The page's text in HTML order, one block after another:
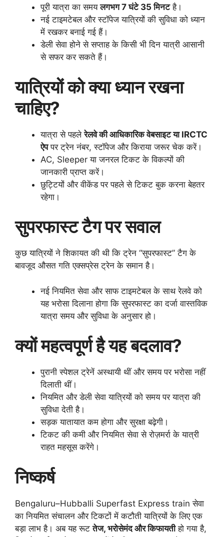
पूरी यात्रा का समयलगभग 7 घंटे 35 मिनटहै।
नई टाइमटेबल और स्टॉपेज यात्रियों की सुविधा को ध्यान
में रखकर बनाई गई हैं।
डेली सेवा होने से सप्ताह के किसी भी दिन यात्री आसानी
से सफर कर सकते हैं।
यात्रियों को क्या ध्यान रखना
चाहिए?
यात्रा से पहलेरेलवे की आधिकारिक वेबसाइट या IRCTC
ऐपपर ट्रेन नंबर, स्टॉपेज और किराया जरूर चेक करें।
AC, Sleeper या जनरल टिकट के विकल्पों की
जानकारी प्राप्त करें।
छुट्टियों और वीकेंड पर पहले से टिकट बुक करना बेहतर
रहेगा।
सुपरफास्ट टैग पर सवाल
कुछ यात्रियों ने शिकायत की थी कि ट्रेन “सुपरफास्ट” टैग के
बावजूद औसत गति एक्सप्रेस ट्रेन के समान है।
नई नियमित सेवा और साफ टाइमटेबल के साथ रेलवे को
यह भरोसा दिलाना होगा कि सुपरफास्ट का दर्जा वास्तविक
यात्रा समय और सुविधा के अनुसार हो।
क्यों महत्वपूर्ण है यह बदलाव?
पुरानी स्पेशल ट्रेनें अस्थायी थीं और समय पर भरोसा नहीं
दिलाती थीं।
नियमित और डेली सेवा यात्रियों को समय पर यात्रा की
सुविधा देती है।
सड़क यातायात कम होगा और सुरक्षा बढ़ेगी।
टिकट की कमी और नियमित सेवा से रोज़मर्रा के यात्री
राहत महसूस करेंगे।
निष्कर्ष
Bengaluru–Hubballi Superfast Express train सेवा
का नियमित संचालन और टिकटों में कटौती यात्रियों के लिए एक
बड़ा लाभ है। अब यह रूटतेज, भरोसेमंद और किफायतीहो गया है,